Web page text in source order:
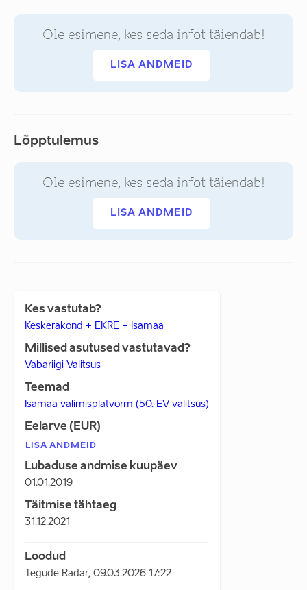
Ole esimene, kes seda infot täiendab!
LISA ANDMEID
Lõpptulemus
Ole esimene, kes seda infot täiendab!
LISA ANDMEID
Kes vastutab?
Keskerakond + EKRE + Isamaa
Millised asutused vastutavad?
Vabariigi Valitsus
Teemad
Isamaa valimisplatvorm (50. EV valitsus)
Eelarve (EUR)
LISA ANDMEID
Lubaduse andmise kuupäev
01.01.2019
Täitmise tähtaeg
31.12.2021
Loodud
Tegude Radar, 09.03.2026 17:22